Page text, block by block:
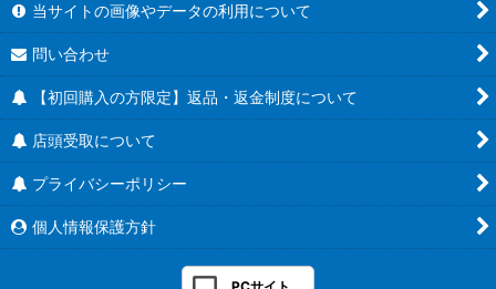
当サイトの画像やデータの利用について
問い合わせ
【初回購入の方限定】返品・返金制度について
店頭受取について
プライバシーポリシー
個人情報保護方針